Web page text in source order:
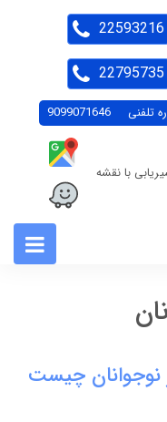
تلفنی 9099071646
با نقشه
22593216
22795735
نوجوانان چیست